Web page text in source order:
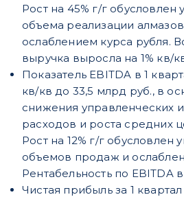
Рост на 45% г/г обусловлен
объема реализации алмазов
ослаблением курса рубля.
выручка выросла на 1% кв/
Показатель EBITDA в 1
кв/кв до 33,5 млрд руб., в
снижения управленческих
расходов и роста средних
Рост на 12% г/г обусловлен
объемов продаж и
Рентабельность по EBITDA
Чистая прибыль за 1